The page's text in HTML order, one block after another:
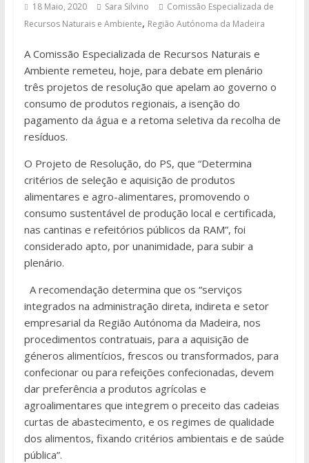
18 Maio, 2020 Sara Silvino
Comissão Especializada de
Recursos Naturais e Ambiente, Região Autónoma da Madeira
A Comissão Especializada de Recursos Naturais e
Ambiente remeteu, hoje, para debate em plenário
três projetos de resolução que apelam ao governo o
consumo de produtos regionais, a isenção do
pagamento da água e a retoma seletiva da recolha de
resíduos.
O Projeto de Resolução, do PS, que “Determina
critérios de seleção e aquisição de produtos
alimentares e agro-alimentares, promovendo o
consumo sustentável de produção local e certificada,
nas cantinas e refeitórios públicos da RAM”, foi
considerado apto, por unanimidade, para subir a
plenário.
A recomendação determina que os “serviços
integrados na administração direta, indireta e setor
empresarial da Região Autónoma da Madeira, nos
procedimentos contratuais, para a aquisição de
géneros alimentícios, frescos ou transformados, para
confecionar ou para refeições confecionadas, devem
dar preferência a produtos agrícolas e
agroalimentares que integrem o preceito das cadeias
curtas de abastecimento, e os regimes de qualidade
dos alimentos, fixando critérios ambientais e de saúde
pública”.